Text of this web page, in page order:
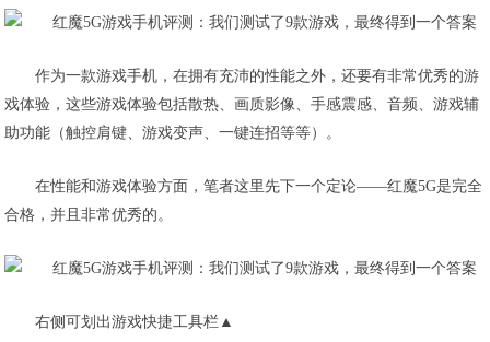
作为一款游戏手机，在拥有充沛的性能之外，还要有非常优秀的游
戏体验，这些游戏体验包括散热、画质影像、手感震感、音频、游戏辅
助功能（触控肩键、游戏变声、一键连招等等）。
在性能和游戏体验方面，笔者这里先下一个定论——红魔5G是完全
合格，并且非常优秀的。
右侧可划出游戏快捷工具栏▲